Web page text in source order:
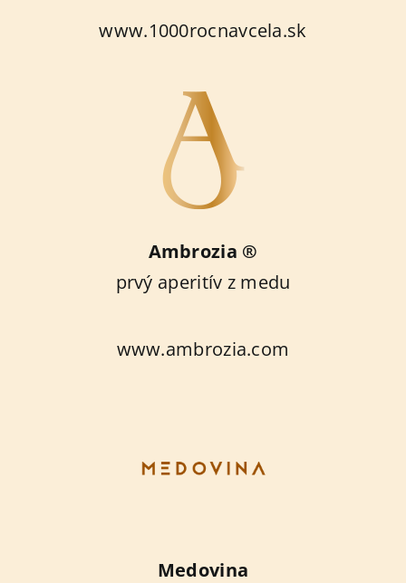
www.1000rocnavcela.sk
Ambrozia ®
prvý aperitív z medu
www.ambrozia.com
Medovina